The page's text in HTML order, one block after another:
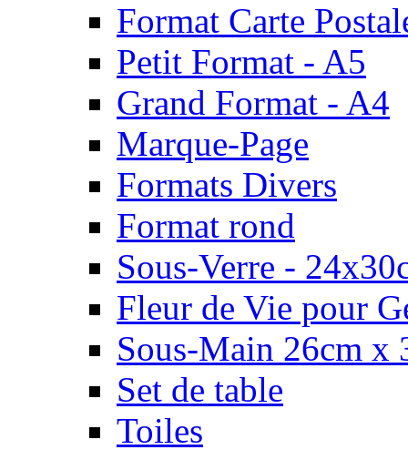
Format Carte
Petit Format - A5
Grand Format - A4
Marque-Page
Formats Divers
Format rond
Sous-Verre -
Fleur de Vie pour
Sous-Main 26cm x
Set de table
Toiles